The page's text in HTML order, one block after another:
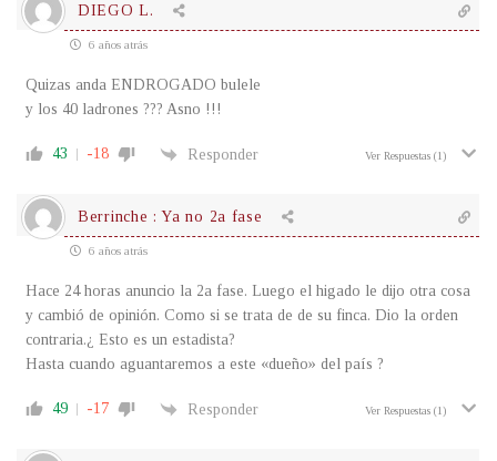
DIEGO L.
6 años atrás
Quizas anda ENDROGADO bulele
y los 40 ladrones ??? Asno !!!
43 -18 Responder Ver Respuestas (1)
Berrinche : Ya no 2a fase
6 años atrás
Hace 24 horas anuncio la 2a fase. Luego el higado le dijo otra cosa
y cambió de opinión. Como si se trata de de su finca. Dio la orden
contraria.¿ Esto es un estadista?
Hasta cuando aguantaremos a este «dueño» del país ?
49 -17 Responder Ver Respuestas (1)